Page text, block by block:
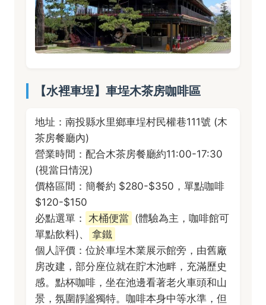
【水裡車埕】車埕木茶房咖啡區
地址：南投縣水里鄉車埕村民權巷111號 (木
茶房餐廳內)
營業時間：配合木茶房餐廳約11:00-17:30
(視當日情況)
價格區間：簡餐約 $280-$350，單點咖啡
$120-$150
必點選單：
木桶便當 (體驗為主，咖啡館可
單點飲料)、
拿鐵
個人評價：位於車埕木業展示館旁，由舊廠
房改建，部分座位就在貯木池畔，充滿歷史
感。點杯咖啡，坐在池邊看著老火車頭和山
景，氛圍靜謐獨特。咖啡本身中等水準，但